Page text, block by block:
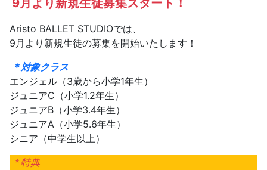
9月より新規生徒募集スタート！
Aristo BALLET STUDIOでは、
9月より新規生徒の募集を開始いたします！
＊対象クラス
エンジェル（3歳から小学1年生）
ジュニアC（小学1.2年生）
ジュニアB（小学3.4年生）
ジュニアA（小学5.6年生）
シニア（中学生以上）
＊特典